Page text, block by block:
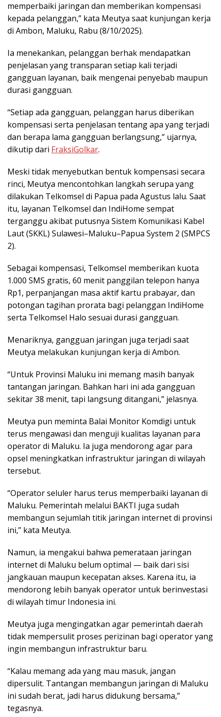
memperbaiki jaringan dan memberikan kompensasi
kepada pelanggan,” kata Meutya saat kunjungan kerja
di Ambon, Maluku, Rabu (8/10/2025).
Ia menekankan, pelanggan berhak mendapatkan
penjelasan yang transparan setiap kali terjadi
gangguan layanan, baik mengenai penyebab maupun
durasi gangguan.
“Setiap ada gangguan, pelanggan harus diberikan
kompensasi serta penjelasan tentang apa yang terjadi
dan berapa lama gangguan berlangsung,” ujarnya,
dikutip dari FraksiGolkar.
Meski tidak menyebutkan bentuk kompensasi secara
rinci, Meutya mencontohkan langkah serupa yang
dilakukan Telkomsel di Papua pada Agustus lalu. Saat
itu, layanan Telkomsel dan IndiHome sempat
terganggu akibat putusnya Sistem Komunikasi Kabel
Laut (SKKL) Sulawesi–Maluku–Papua System 2 (SMPCS
2).
Sebagai kompensasi, Telkomsel memberikan kuota
1.000 SMS gratis, 60 menit panggilan telepon hanya
Rp1, perpanjangan masa aktif kartu prabayar, dan
potongan tagihan prorata bagi pelanggan IndiHome
serta Telkomsel Halo sesuai durasi gangguan.
Menariknya, gangguan jaringan juga terjadi saat
Meutya melakukan kunjungan kerja di Ambon.
“Untuk Provinsi Maluku ini memang masih banyak
tantangan jaringan. Bahkan hari ini ada gangguan
sekitar 38 menit, tapi langsung ditangani,” jelasnya.
Meutya pun meminta Balai Monitor Komdigi untuk
terus mengawasi dan menguji kualitas layanan para
operator di Maluku. Ia juga mendorong agar para
opsel meningkatkan infrastruktur jaringan di wilayah
tersebut.
“Operator seluler harus terus memperbaiki layanan di
Maluku. Pemerintah melalui BAKTI juga sudah
membangun sejumlah titik jaringan internet di provinsi
ini,” kata Meutya.
Namun, ia mengakui bahwa pemerataan jaringan
internet di Maluku belum optimal — baik dari sisi
jangkauan maupun kecepatan akses. Karena itu, ia
mendorong lebih banyak operator untuk berinvestasi
di wilayah timur Indonesia ini.
Meutya juga mengingatkan agar pemerintah daerah
tidak mempersulit proses perizinan bagi operator yang
ingin membangun infrastruktur baru.
“Kalau memang ada yang mau masuk, jangan
dipersulit. Tantangan membangun jaringan di Maluku
ini sudah berat, jadi harus didukung bersama,”
tegasnya.